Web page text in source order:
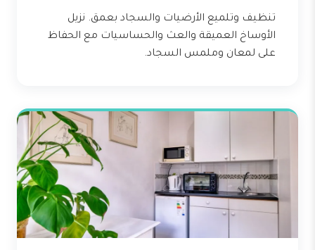
تنظيف وتلميع الأرضيات والسجاد بعمق. نزيل
الأوساخ العميقة والعث والحساسيات مع الحفاظ
على لمعان وملمس السجاد.